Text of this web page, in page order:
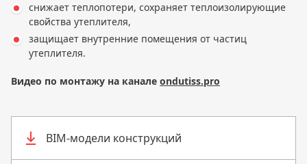
снижает теплопотери, сохраняет теплоизолирующие
свойства утеплителя,
защищает внутренние помещения от частиц
утеплителя.
Видео по монтажу на канале ondutiss.pro
BIM-модели конструкций